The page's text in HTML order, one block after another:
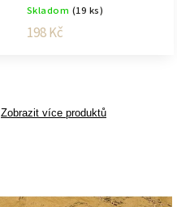
Skladom (19 ks)
198 Kč
Zobrazit více produktů